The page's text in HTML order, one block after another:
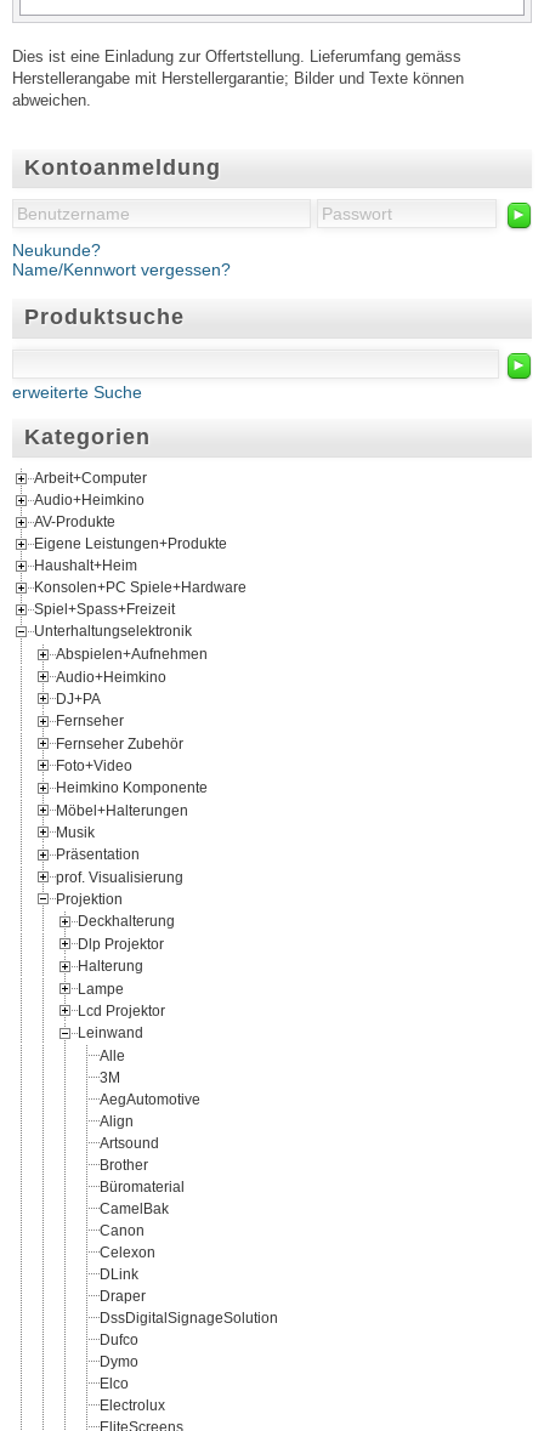
Kontoanmeldung
►
Neukunde?
Name/Kennwort vergessen?
Produktsuche
►
erweiterte Suche
Kategorien
Arbeit+Computer
Audio+Heimkino
AV-Produkte
Eigene Leistungen+Produkte
Haushalt+Heim
Konsolen+PC Spiele+Hardware
Spiel+Spass+Freizeit
Unterhaltungselektronik
Abspielen+Aufnehmen
Audio+Heimkino
DJ+PA
Fernseher
Fernseher Zubehör
Foto+Video
Heimkino Komponente
Möbel+Halterungen
Musik
Präsentation
prof. Visualisierung
Projektion
Deckhalterung
Dlp Projektor
Halterung
Lampe
Lcd Projektor
Leinwand
Alle
3M
AegAutomotive
Align
Artsound
Brother
Büromaterial
CamelBak
Canon
Celexon
DLink
Draper
DssDigitalSignageSolution
Dufco
Dymo
Elco
Electrolux
EliteScreens
Dies ist eine Einladung zur Offertstellung. Lieferumfang gemäss
Herstellerangabe mit Herstellergarantie; Bilder und Texte können
abweichen.